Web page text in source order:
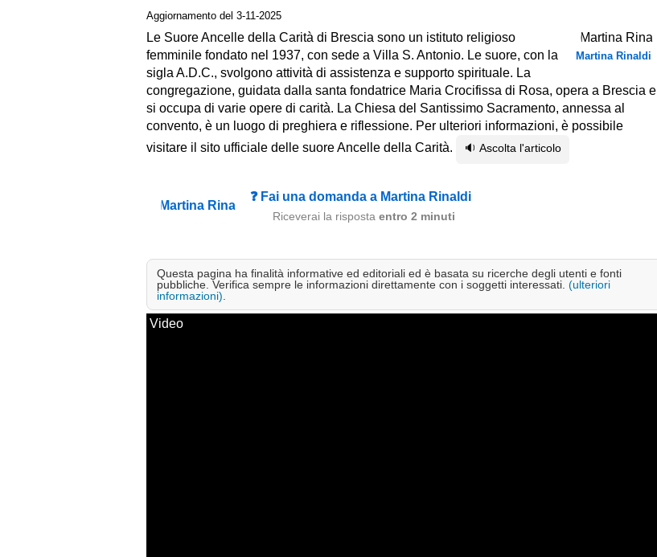
Aggiornamento del 3-11-2025
Martina Rinaldi
Le Suore Ancelle della Carità di Brescia sono un istituto religioso
femminile fondato nel 1937, con sede a Villa S. Antonio. Le suore, con la
sigla A.D.C., svolgono attività di assistenza e supporto spirituale. La
congregazione, guidata dalla santa fondatrice Maria Crocifissa di Rosa, opera a Brescia e
si occupa di varie opere di carità. La Chiesa del Santissimo Sacramento, annessa al
convento, è un luogo di preghiera e riflessione. Per ulteriori informazioni, è possibile
visitare il sito ufficiale delle suore Ancelle della Carità.
🔉 Ascolta l'articolo
❓ Fai una domanda a Martina Rinaldi
Riceverai la risposta entro 2 minuti
Questa pagina ha finalità informative ed editoriali ed è basata su ricerche degli utenti e fonti
pubbliche. Verifica sempre le informazioni direttamente con i soggetti interessati. (ulteriori
informazioni)
Video